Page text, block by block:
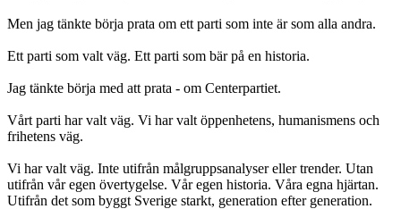
Men jag tänkte börja prata om ett parti som inte är som alla andra.
Ett parti som valt väg. Ett parti som bär på en historia.
Jag tänkte börja med att prata - om Centerpartiet.
Vårt parti har valt väg. Vi har valt öppenhetens, humanismens och
frihetens väg.
Vi har valt väg. Inte utifrån målgruppsanalyser eller trender. Utan
utifrån vår egen övertygelse. Vår egen historia. Våra egna hjärtan.
Utifrån det som byggt Sverige starkt, generation efter generation.